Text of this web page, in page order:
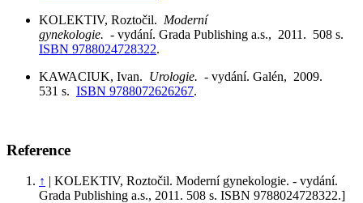
KOLEKTIV, Roztočil. Moderní
gynekologie. - vydání. Grada Publishing a.s., 2011. 508 s.
ISBN 9788024728322.
KAWACIUK, Ivan. Urologie. - vydání. Galén, 2009.
531 s. ISBN 9788072626267.
Reference
↑ | KOLEKTIV, Roztočil. Moderní gynekologie. - vydání.
Grada Publishing a.s., 2011. 508 s. ISBN 9788024728322.]